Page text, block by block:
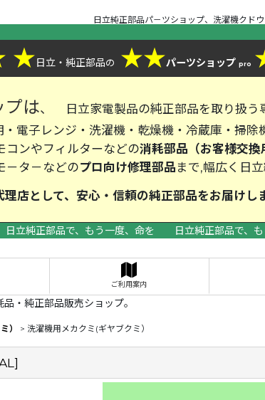
日立純正部品パ－ツショップ、洗濯機クド
★日立・純正部品の ★★パーツショップ pro
プは、
日立家電製品の純正部品を取り扱う
電子レンジ・洗濯機・乾燥機・冷蔵庫・掃
コンやフィルターなどの消耗部品（お客様交換
－タ－などのプロ向け修理部品 まで,幅広く日
理店として、安心・信頼の純正
日立純正部品で、もう一度、命を 日立純正部品で、
ご利用案内
・純正部品販売ショップ。
） > 洗濯機用メカクミ(ギヤブクミ）
]